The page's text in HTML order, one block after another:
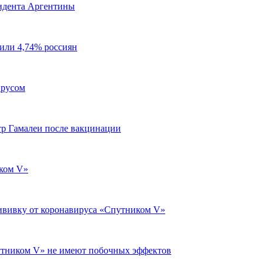
Аргентины
4,74% россиян
Гамалеи после вакцинации
V»
от коронавируса «Спутником V»
V» не имеют побочных эффектов